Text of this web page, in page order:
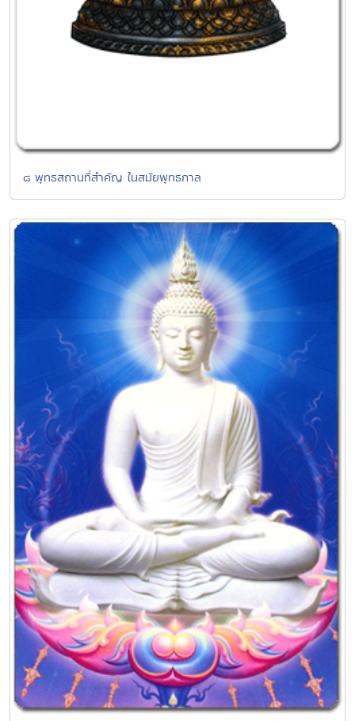
๘ พุทธสถานที่สำคัญ ในสมัยพุทธกาล